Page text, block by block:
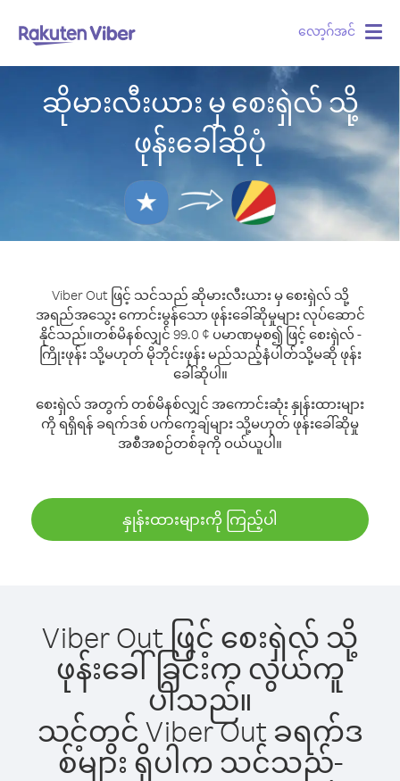
လော့ဂ်အင်
ဆိုမားလီးယား မှ စေးရှဲလ် သို့
ဖုန်းခေါ်ဆိုပုံ
Viber Out ဖြင့် သင်သည် ဆိုမားလီးယား မှ စေးရှဲလ် သို့
အရည်အသွေး ကောင်းမွန်သော ဖုန်းခေါ်ဆိုမှုများ လုပ်ဆောင်
နိုင်သည်။တစ်မိနစ်လျှင် 99.0 ¢ ပမာဏမှစ၍ ဖြင့် စေးရှဲလ် -
ကြိုးဖုန်း သို့မဟုတ် မိုဘိုင်းဖုန်း မည်သည့်နံပါတ်သို့မဆို ဖုန်း
ခေါ်ဆိုပါ။
စေးရှဲလ် အတွက် တစ်မိနစ်လျှင် အကောင်းဆုံး နှုန်းထားများ
ကို ရရှိရန် ခရက်ဒစ် ပက်ကေ့ချ်များ သို့မဟုတ် ဖုန်းခေါ်ဆိုမှု
အစီအစဉ်တစ်ခုကို ဝယ်ယူပါ။
နှုန်းထားများကို ကြည့်ပါ
Viber Out ဖြင့် စေးရှဲလ် သို့
ဖုန်းခေါ်ခြင်းက လွယ်ကူ
ပါသည်။
သင့်တွင် Viber Out ခရက်ဒ
စ်များ ရှိပါက သင်သည်-